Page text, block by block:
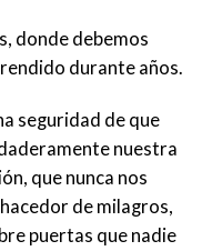
donde debemos
durante años.
seguridad de que
nuestra
que nunca nos
de milagros,
puertas que nadie